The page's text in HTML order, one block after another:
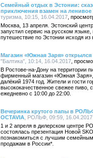
Семейный отдых в Эстонии:
приключения взамен на ленивое
туризма, 10:15, 16.04.2017
Москва, 13 апреля. Эстонский
запустил сервис на русском
путешествие по Эстонии исходя из
Магазин «Южная Заря»
"Балтика", 10:14, 16.04.2017
В Ростове-на-Дону на территории
фирменный магазин «Южная Заря»,
далёкий 1974 год. Жители и гости
высококачественное свежее пиво,
ежедневно с 10:00 до 22:00.
Вечеринка крутого папы в
OCTAVIA , РОЛЬФ, 09:59, 16.04.2017
1 и 2 апреля в дилерском центре
состоялась презентация Новой
познакомиться с лучшим
продажам в России*.